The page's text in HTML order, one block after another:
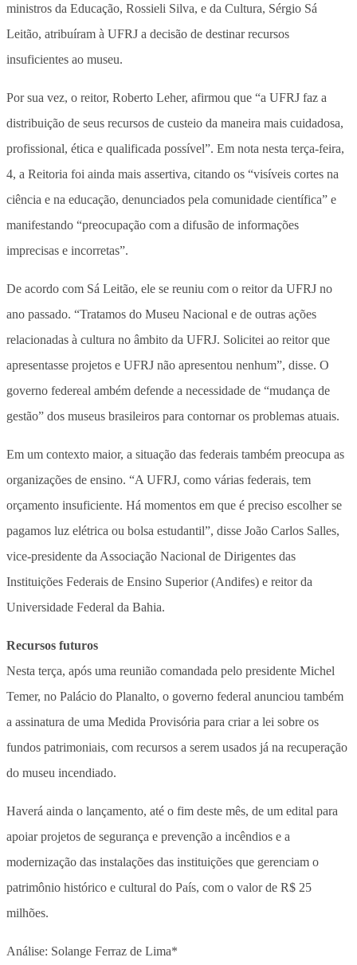
ministros da Educação, Rossieli Silva, e da Cultura, Sérgio Sá
Leitão, atribuíram à UFRJ a decisão de destinar recursos
insuficientes ao museu.
Por sua vez, o reitor, Roberto Leher, afirmou que “a UFRJ faz a
distribuição de seus recursos de custeio da maneira mais cuidadosa,
profissional, ética e qualificada possível”. Em nota nesta terça-feira,
4, a Reitoria foi ainda mais assertiva, citando os “visíveis cortes na
ciência e na educação, denunciados pela comunidade científica” e
manifestando “preocupação com a difusão de informações
imprecisas e incorretas”.
De acordo com Sá Leitão, ele se reuniu com o reitor da UFRJ no
ano passado. “Tratamos do Museu Nacional e de outras ações
relacionadas à cultura no âmbito da UFRJ. Solicitei ao reitor que
apresentasse projetos e UFRJ não apresentou nenhum”, disse. O
governo federeal ambém defende a necessidade de “mudança de
gestão” dos museus brasileiros para contornar os problemas atuais.
Em um contexto maior, a situação das federais também preocupa as
organizações de ensino. “A UFRJ, como várias federais, tem
orçamento insuficiente. Há momentos em que é preciso escolher se
pagamos luz elétrica ou bolsa estudantil”, disse João Carlos Salles,
vice-presidente da Associação Nacional de Dirigentes das
Instituições Federais de Ensino Superior (Andifes) e reitor da
Universidade Federal da Bahia.
Recursos futuros
Nesta terça, após uma reunião comandada pelo presidente Michel
Temer, no Palácio do Planalto, o governo federal anunciou também
a assinatura de uma Medida Provisória para criar a lei sobre os
fundos patrimoniais, com recursos a serem usados já na recuperação
do museu incendiado.
Haverá ainda o lançamento, até o fim deste mês, de um edital para
apoiar projetos de segurança e prevenção a incêndios e a
modernização das instalações das instituições que gerenciam o
patrimônio histórico e cultural do País, com o valor de R$ 25
milhões.
Análise: Solange Ferraz de Lima*